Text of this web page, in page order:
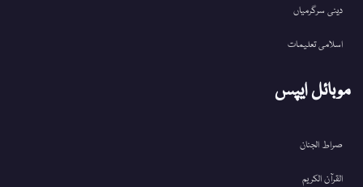
دینی سرگرمیاں
اسلامی تعلیمات
موبائل ایپس
صراط الجنان
القرآن الکریم